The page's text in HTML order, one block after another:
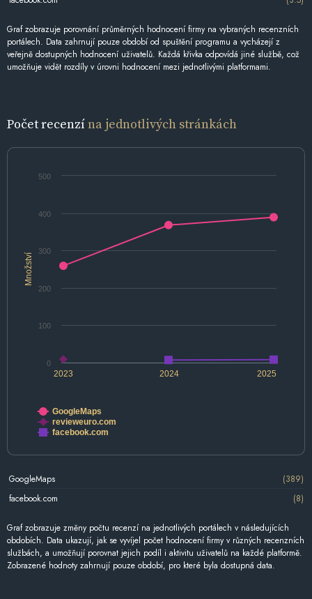
Graf zobrazuje porovnání průměrných hodnocení firmy na vybraných recenzních
portálech. Data zahrnují pouze období od spuštění programu a vycházejí z
veřejně dostupných hodnocení uživatelů. Každá křivka odpovídá jiné službě, což
umožňuje vidět rozdíly v úrovni hodnocení mezi jednotlivými platformami.
Počet recenzína jednotlivých stránkách
Množství
2023 2024 2025
0
100
200
300
400
500
GoogleMaps
revieweuro.com
facebook.com
GoogleMaps
(389)
facebook.com
(8)
Graf zobrazuje změny počtu recenzí na jednotlivých portálech v následujících
obdobích. Data ukazují, jak se vyvíjel počet hodnocení firmy v různých recenzních
službách, a umožňují porovnat jejich podíl i aktivitu uživatelů na každé platformě.
Zobrazené hodnoty zahrnují pouze období, pro které byla dostupná data.